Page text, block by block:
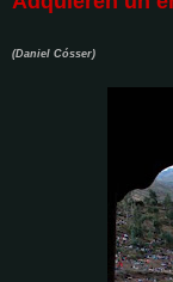
(Daniel Cósser)